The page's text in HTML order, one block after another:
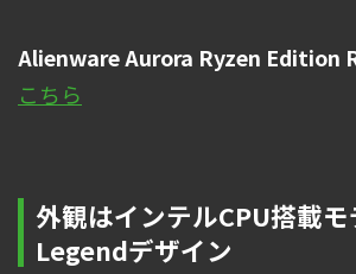
Alienware Aurora Ryzen Edition
こちら
外観はインテルCPU搭載
Legendデザイン